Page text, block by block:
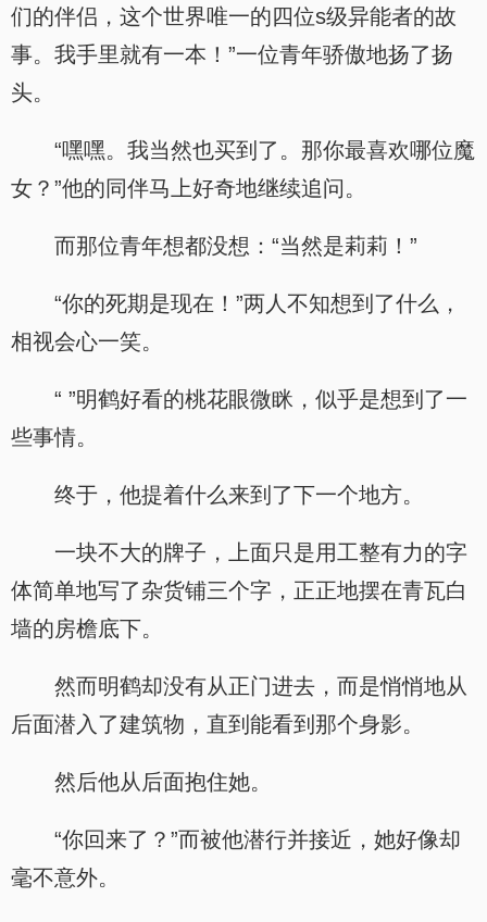
们的伴侣，这个世界唯一的四位s级异能者的故
事。我手里就有一本！”一位青年骄傲地扬了扬
头。
“嘿嘿。我当然也买到了。那你最喜欢哪位魔
女？”他的同伴马上好奇地继续追问。
而那位青年想都没想：“当然是莉莉！”
“你的死期是现在！”两人不知想到了什么，
相视会心一笑。
“ ”明鹤好看的桃花眼微眯，似乎是想到了一
些事情。
终于，他提着什么来到了下一个地方。
一块不大的牌子，上面只是用工整有力的字
体简单地写了杂货铺三个字，正正地摆在青瓦白
墙的房檐底下。
然而明鹤却没有从正门进去，而是悄悄地从
后面潜入了建筑物，直到能看到那个身影。
然后他从后面抱住她。
“你回来了？”而被他潜行并接近，她好像却
毫不意外。